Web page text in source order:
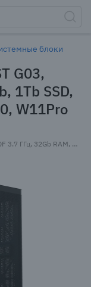
блоки
G03,
1Tb SSD,
W11Pro
Системный блок TECLAST G03, AMD Ryzen 5 7500F 3.7 ГГц, 32Gb RAM, 1Tb SSD, NVIDIA GeForce RTX 5070 12Gb, W11Pro, черный (7500F32G1T5070BKRU)